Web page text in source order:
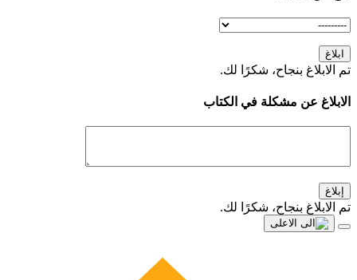
ابلاغ
تم الابلاغ بنجاح، شكرًا لك.
الابلاغ عن مشكلة في الكتاب
إبلاغ
تم الابلاغ بنجاح، شكرًا لك.